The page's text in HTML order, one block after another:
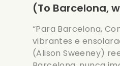
(To Barcelona,
“Para Barcelona,
vibrantes e
(Alison Sweeney)